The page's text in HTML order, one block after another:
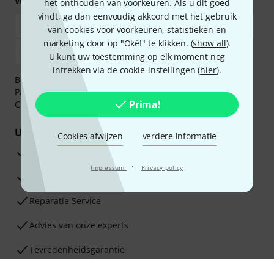
het onthouden van voorkeuren. Als u dit goed
vindt, ga dan eenvoudig akkoord met het gebruik
van cookies voor voorkeuren, statistieken en
marketing door op "Oké!" te klikken. (show all).
U kunt uw toestemming op elk moment nog
intrekken via de cookie-instellingen (hier).
Prima!
Cookies afwijzen verdere informatie
Impressum · Privacy policy
Betaalt u veilig en vertrouwd met Bankoverschrijving,
PayPal, iDEAL,Klarna Betaal Nu,Klarna Betaal in 3of
Creditcard.
Uw voordelen
3 jaar Thomann garantie
30 dagen Money Back-garantie
Reparatie Service
Advies van onze experts
Tevredenheidsgarantie